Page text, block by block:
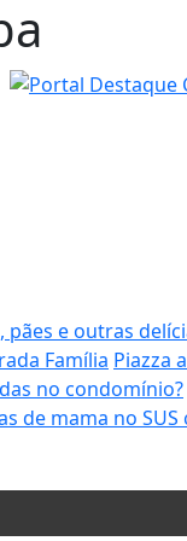
e outras
Família Piazza
no condomínio?
de mama no